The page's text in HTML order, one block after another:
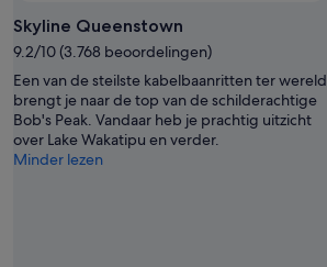
Skyline Queenstown
9.2/10 (3.768 beoordelingen)
Een van de steilste kabelbaanritten ter wereld
brengt je naar de top van de schilderachtige
Bob's Peak. Vandaar heb je prachtig uitzicht
over Lake Wakatipu en verder.
Minder lezen